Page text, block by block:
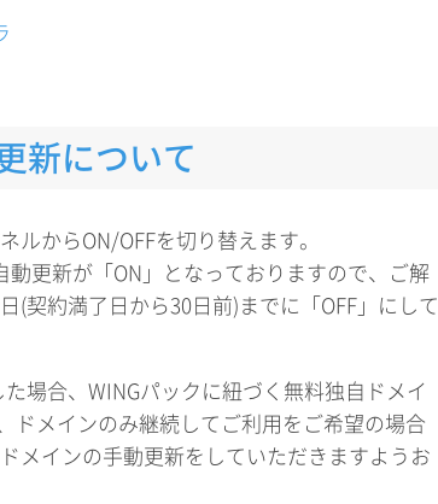
新について
ルからON/OFFを切り替えます。
動更新が「ON」となっておりますので、ご解
(契約満了日から30日前)までに「OFF」にして
場合、WINGパックに紐づく無料独自ドメイ
ドメインのみ継続してご利用をご希望の場合
メインの手動更新をしていただきますようお